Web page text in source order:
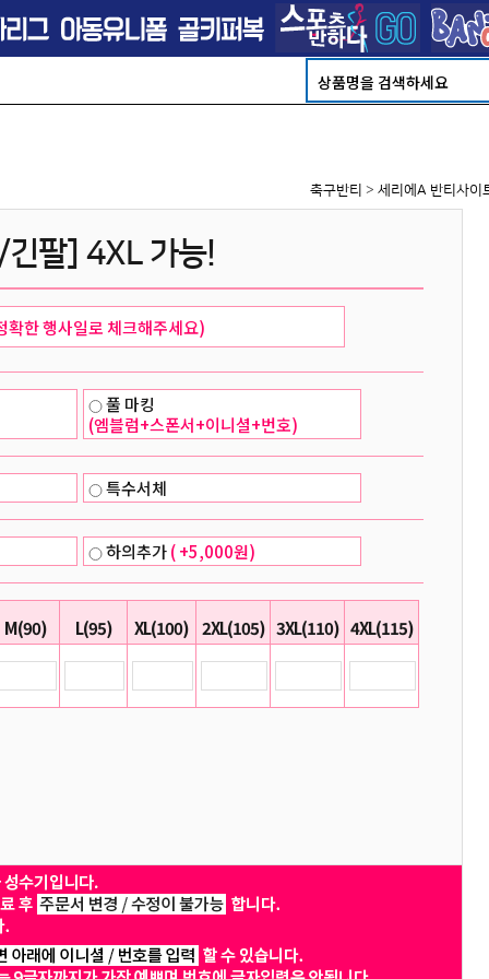
축구반티 > 세리에A 반티사이
팔] 4XL 가능!
풀 마킹
(엠블럼+스폰서+이니셜+번호)
특수서체
하의추가( +5,000원)
M(90) L(95) XL(100) 2XL(105) 3XL(110) 4XL(115)